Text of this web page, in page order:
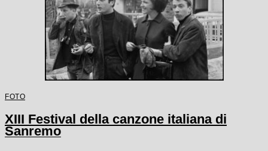
FOTO
XIII Festival della canzone italiana di
Sanremo